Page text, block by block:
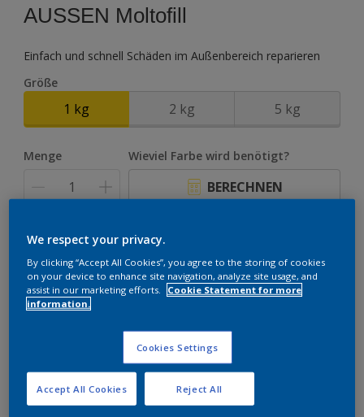
AUSSEN Moltofill
Einfach und schnell Schäden im Außenbereich reparieren
Größe
1 kg 2 kg 5 kg
Menge Wieviel Farbe wird benötigt?
BERECHNEN
ZUR EINKAUFSLISTE HINZUFÜGEN
Produktinfos
We respect your privacy.
By clicking “Accept All Cookies”, you agree to the storing of cookies
on your device to enhance site navigation, analyze site usage, and
assist in our marketing efforts.
Cookie Statement for more
information.
Cookies Settings
Reject All
Accept All Cookies